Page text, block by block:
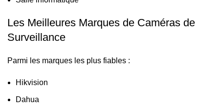
Les Meilleures Marques de Caméras de
Surveillance
Parmi les marques les plus fiables :
Hikvision
Dahua